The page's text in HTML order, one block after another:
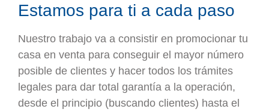
Estamos para ti a cada paso
Nuestro trabajo va a consistir en promocionar tu
casa en venta para conseguir el mayor número
posible de clientes y hacer todos los trámites
legales para dar total garantía a la operación,
desde el principio (buscando clientes) hasta el